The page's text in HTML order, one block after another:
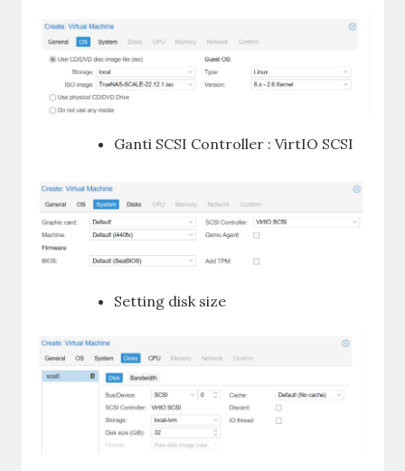
Ganti SCSI Controller : VirtIO SCSI
Setting disk size